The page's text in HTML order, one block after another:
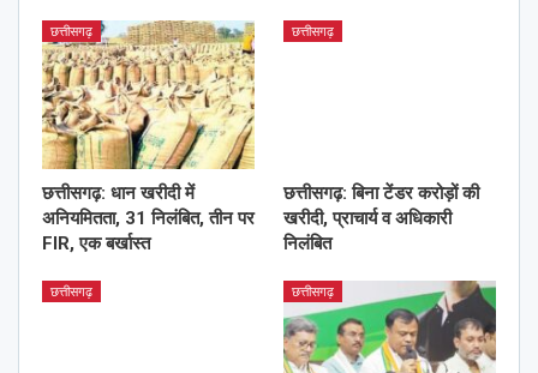
छत्तीसगढ़
छत्तीसगढ़: धान खरीदी में
अनियमितता, 31 निलंबित, तीन पर
FIR, एक बर्खास्त
छत्तीसगढ़
छत्तीसगढ़: बिना टेंडर करोड़ों की
खरीदी, प्राचार्य व अधिकारी
निलंबित
छत्तीसगढ़ छत्तीसगढ़